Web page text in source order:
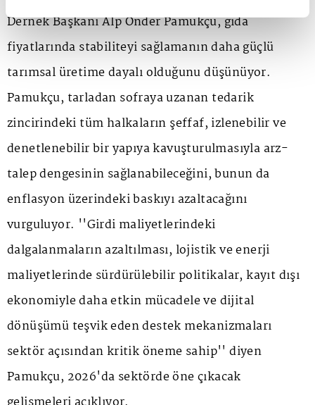
Dernek Başkanı Alp Önder Pamukçu, gıda
fiyatlarında stabiliteyi sağlamanın daha güçlü
tarımsal üretime dayalı olduğunu düşünüyor.
Pamukçu, tarladan sofraya uzanan tedarik
zincirindeki tüm halkaların şeffaf, izlenebilir ve
denetlenebilir bir yapıya kavuşturulmasıyla arz-
talep dengesinin sağlanabileceğini, bunun da
enflasyon üzerindeki baskıyı azaltacağını
vurguluyor. ''Girdi maliyetlerindeki
dalgalanmaların azaltılması, lojistik ve enerji
maliyetlerinde sürdürülebilir politikalar, kayıt dışı
ekonomiyle daha etkin mücadele ve dijital
dönüşümü teşvik eden destek mekanizmaları
sektör açısından kritik öneme sahip'' diyen
Pamukçu, 2026'da sektörde öne çıkacak